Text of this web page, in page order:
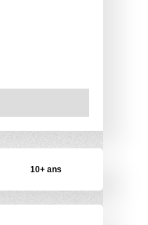
10+ ans